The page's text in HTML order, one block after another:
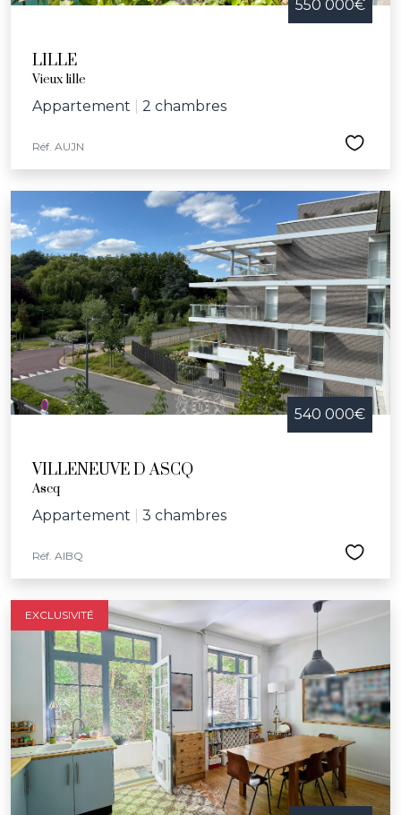
550 000€
LILLE
Vieux lille
Appartement 2 chambres
Réf. AUJN
540 000€
VILLENEUVE D ASCQ
Ascq
Appartement 3 chambres
Réf. AIBQ
EXCLUSIVITÉ